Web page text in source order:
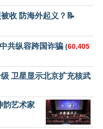
收 防海外起义？📝
共纵容跨国诈骗 (60,405
卫星显示北京扩充核武
韵艺术家